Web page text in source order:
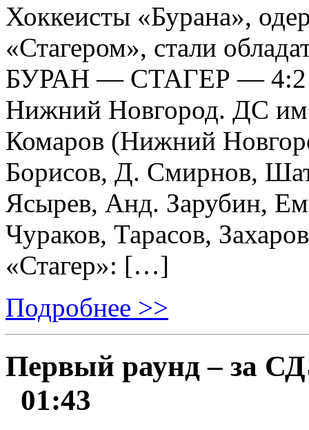
Хоккеисты «Бурана»,
«Стагером», стали
БУРАН — СТАГЕР — 4:2
Нижний Новгород. ДС
Комаров (Нижний
Борисов, Д. Смирнов,
Ясырев, Анд. Зарубин,
Чураков, Тарасов,
«Стагер»: […]
Подробнее >>
Первый раунд – за
01:43